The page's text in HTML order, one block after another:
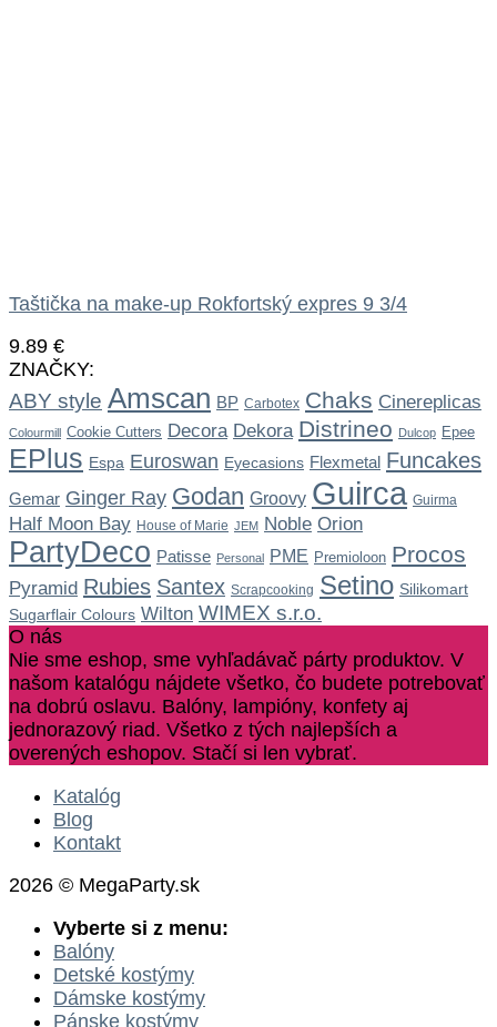
Taštička na make-up Rokfortský expres 9 3/4
9.89 €
ZNAČKY:
ABY style Amscan BP Carbotex Chaks Cinereplicas
Colourmill Cookie Cutters Decora Dekora Distrineo Dulcop Epee
EPlus Espa Euroswan Eyecasions Flexmetal Funcakes
Gemar Ginger Ray Godan Groovy Guirca Guirma
Half Moon Bay House of Marie JEM Noble Orion
PartyDeco Patisse Personal PME Premioloon Procos
Pyramid Rubies Santex Scrapcooking Setino Silikomart
Sugarflair Colours Wilton WIMEX s.r.o.
O nás
Nie sme eshop, sme vyhľadávač párty produktov. V
našom katalógu nájdete všetko, čo budete potrebovať
na dobrú oslavu. Balóny, lampióny, konfety aj
jednorazový riad. Všetko z tých najlepších a
overených eshopov. Stačí si len vybrať.
Katalóg
Blog
Kontakt
2026 © MegaParty.sk
Vyberte si z menu:
Balóny
Detské kostýmy
Dámske kostýmy
Pánske kostýmy